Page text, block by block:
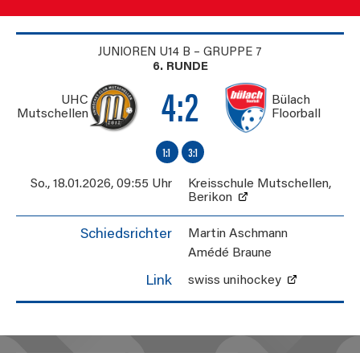
JUNIOREN U14 B – GRUPPE 7
6. RUNDE
UHC
Mutschellen
4:2
Bülach
Floorball
1:1 3:1
So., 18.01.2026, 09:55 Uhr Kreisschule Mutschellen,
Berikon
Schiedsrichter
Martin Aschmann
Amédé Braune
Link swiss unihockey